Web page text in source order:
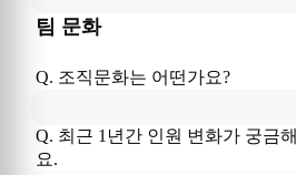
팀 문화
Q. 조직문화는 어떤가요?
Q. 최근 1년간 인원 변화가 궁금해
요.